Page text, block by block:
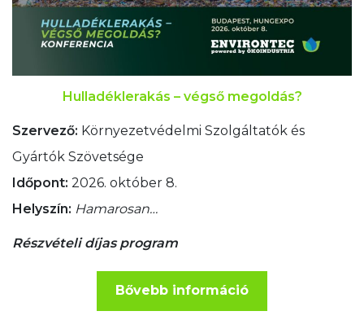
Hulladéklerakás – végső megoldás?
Szervező: Környezetvédelmi Szolgáltatók és
Gyártók Szövetsége
Időpont: 2026. október 8.
Helyszín: Hamarosan…
Részvételi díjas program
Bővebb információ